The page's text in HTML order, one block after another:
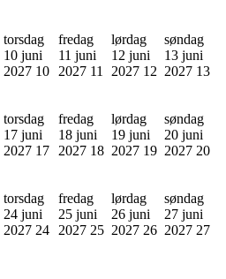
torsdag
10 juni
2027 10
fredag
11 juni
2027 11
lørdag
12 juni
2027 12
søndag
13 juni
2027 13
torsdag
17 juni
2027 17
fredag
18 juni
2027 18
lørdag
19 juni
2027 19
søndag
20 juni
2027 20
torsdag
24 juni
2027 24
fredag
25 juni
2027 25
lørdag
26 juni
2027 26
søndag
27 juni
2027 27